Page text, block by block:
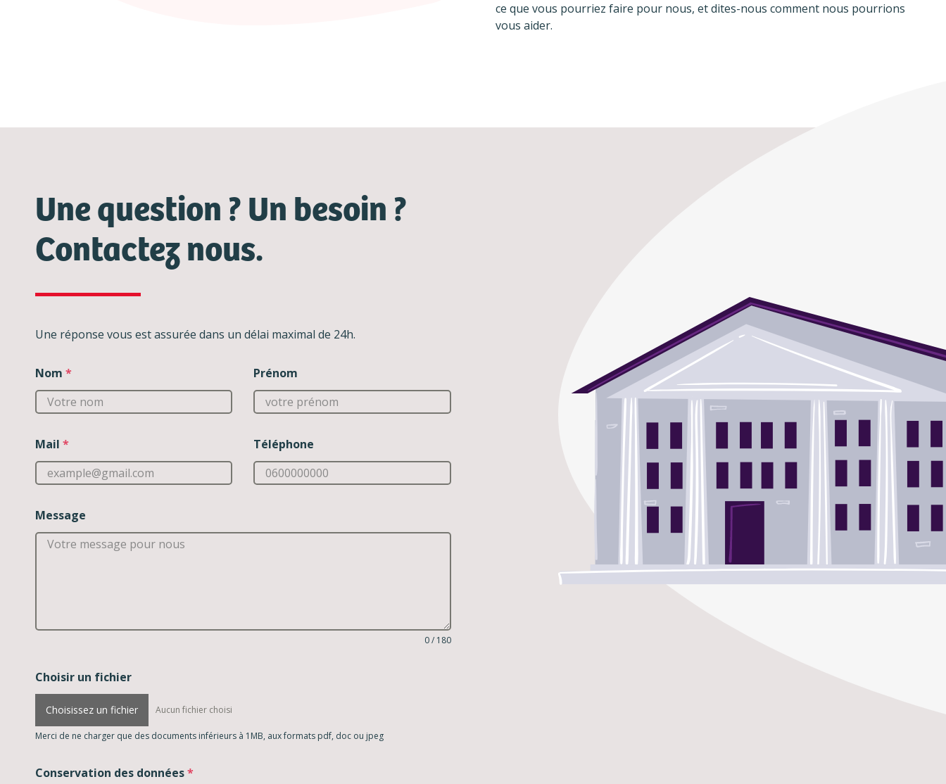
ce que vous pourriez faire pour nous, et dites-nous comment nous pourrions
vous aider.
Une question ? Un besoin ?
Contactez nous.
Une réponse vous est assurée dans un délai maximal de 24h.
Nom * Prénom
Mail * Téléphone
Message
0 / 180
Choisir un fichier
Choisissez un fichier Aucun fichier choisi
Merci de ne charger que des documents inférieurs à 1MB, aux formats pdf, doc ou jpeg
Conservation des données*